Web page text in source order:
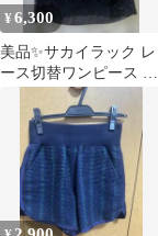
¥6,300
美品✨サカイラック レ
ース切替ワンピース 半
袖 2 ドッキング 黒